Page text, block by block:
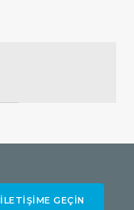
İLETIŞIME GEÇIN